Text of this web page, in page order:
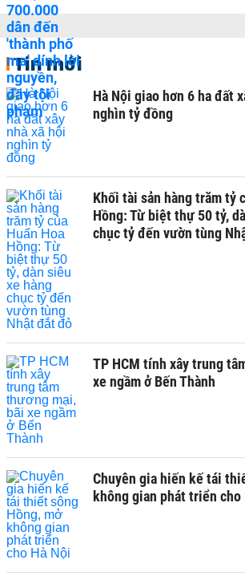
Tin mới
Hà Nội giao hơn 6 ha đất
nghìn tỷ đồng
Khối tài sản hàng trăm tỷ
Hồng: Từ biệt thự 50 tỷ,
chục tỷ đến vườn tùng
TP HCM tính xây trung
xe ngầm ở Bến Thành
Chuyên gia hiến kế tái
không gian phát triển cho